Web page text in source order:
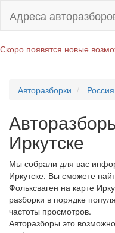
Адреса
Скоро появятся новые
Авторазборки Россия
Иркутске
Мы собрали для вас
Иркутске. Вы сможете
Фольксваген на карте
разборки в порядке
частоты просмотров.
Авторазборы это